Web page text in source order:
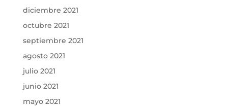
diciembre 2021
octubre 2021
septiembre 2021
agosto 2021
julio 2021
junio 2021
mayo 2021